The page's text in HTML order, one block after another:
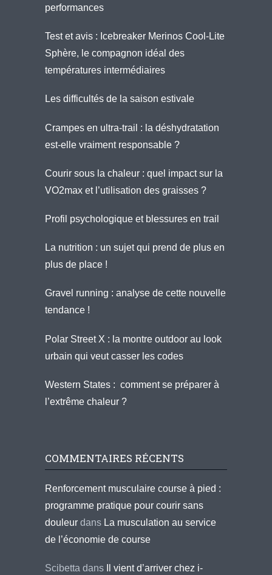
performances
Test et avis : Icebreaker Merinos Cool-Lite
Sphère, le compagnon idéal des
températures intermédiaires
Les difficultés de la saison estivale
Crampes en ultra-trail : la déshydratation
est-elle vraiment responsable ?
Courir sous la chaleur : quel impact sur la
VO2max et l’utilisation des graisses ?
Profil psychologique et blessures en trail
La nutrition : un sujet qui prend de plus en
plus de place !
Gravel running : analyse de cette nouvelle
tendance !
Polar Street X : la montre outdoor au look
urbain qui veut casser les codes
Western States : comment se préparer à
l’extrême chaleur ?
COMMENTAIRES RÉCENTS
Renforcement musculaire course à pied :
programme pratique pour courir sans
douleur dans La musculation au service
de l’économie de course
Scibetta dans
Il vient d’arriver chez i-